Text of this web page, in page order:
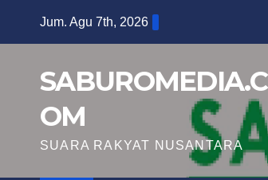
Jum. Agu 7th, 2026
SABUROMEDIA.C
OM
SUARA RAKYAT NUSANTARA